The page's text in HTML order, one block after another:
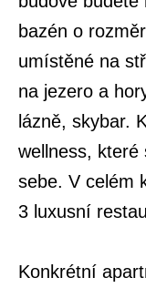
bazén o
umístěné na
na jezero a
lázně, skybar.
wellness, které
sebe. V celém
3 luxusní
Konkrétní